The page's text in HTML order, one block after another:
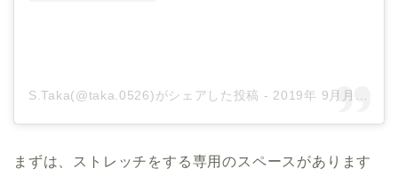
S.Taka(@taka.0526)がシェアした投稿 - 2019年 9月月6日午後12時31分PDT
まずは、ストレッチをする専用のスペースがあります